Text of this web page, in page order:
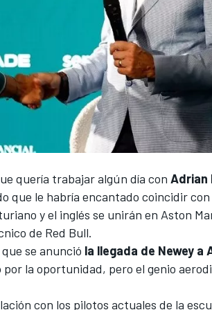
quería trabajar algún día con Adrian
que le habría encantado coincidir
y el inglés se unirán en Aston
de Red Bull.
se anunció la llegada de Newey a
por la oportunidad, pero el genio
con los pilotos actuales de la